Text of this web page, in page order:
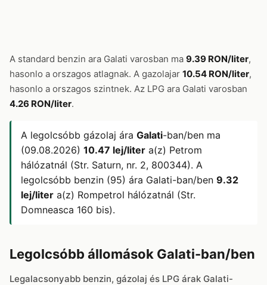
A standard benzin ara Galati varosban ma 9.39 RON/liter,
hasonlo a orszagos atlagnak. A gazolajar 10.54 RON/liter,
hasonlo a orszagos szintnek. Az LPG ara Galati varosban
4.26 RON/liter.
A legolcsóbb gázolaj ára Galati-ban/ben ma
(09.08.2026) 10.47 lej/liter a(z) Petrom
hálózatnál (Str. Saturn, nr. 2, 800344). A
legolcsóbb benzin (95) ára Galati-ban/ben 9.32
lej/liter a(z) Rompetrol hálózatnál (Str.
Domneasca 160 bis).
Legolcsóbb állomások Galati-ban/ben
Legalacsonyabb benzin, gázolaj és LPG árak Galati-